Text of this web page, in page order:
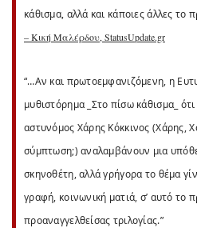
κάθισμα, αλλά και κάποιες άλλες
– Κική Μαλέρδου, StatusUpdate.gr
“…Αν και πρωτοεμφανιζόμενη, η
μυθιστόρημα _Στο πίσω κάθισμα_
αστυνόμος Χάρης Κόκκινος (Χάρης,
σύμπτωση;) αναλαμβάνουν μια
σκηνοθέτη, αλλά γρήγορα το θέμα
γραφή, κοινωνική ματιά, σ’ αυτό το
προαναγγελθείσας τριλογίας.”